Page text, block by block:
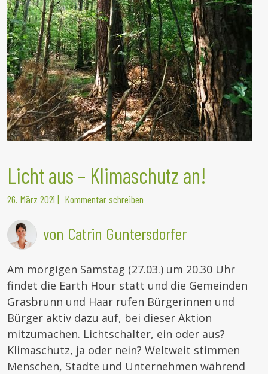
Licht aus – Klimaschutz an!
26. März 2021 | Kommentar schreiben
von Catrin Guntersdorfer
Am morgigen Samstag (27.03.) um 20.30 Uhr
findet die Earth Hour statt und die Gemeinden
Grasbrunn und Haar rufen Bürgerinnen und
Bürger aktiv dazu auf, bei dieser Aktion
mitzumachen. Lichtschalter, ein oder aus?
Klimaschutz, ja oder nein? Weltweit stimmen
Menschen, Städte und Unternehmen während